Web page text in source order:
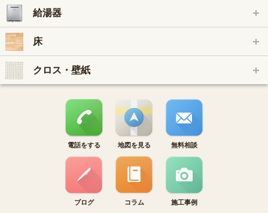
給湯器
床
クロス・壁紙
電話をする 地図を見る 無料相談
ブログ コラム 施工事例